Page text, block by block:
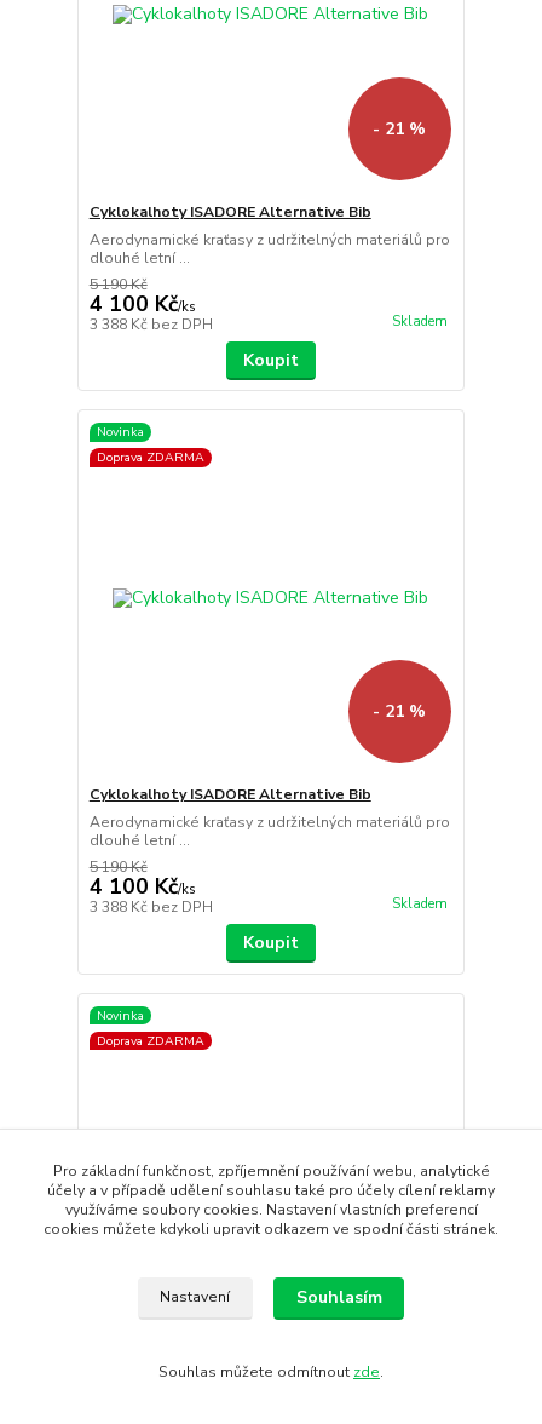
- 21 %
Cyklokalhoty ISADORE Alternative Bib
Aerodynamické kraťasy z udržitelných materiálů pro
dlouhé letní ...
5 190 Kč
4 100 Kč/ks
3 388 Kč bez DPH Skladem
Koupit
Novinka
Doprava ZDARMA
- 21 %
Cyklokalhoty ISADORE Alternative Bib
Aerodynamické kraťasy z udržitelných materiálů pro
dlouhé letní ...
5 190 Kč
4 100 Kč/ks
3 388 Kč bez DPH Skladem
Koupit
Novinka
Doprava ZDARMA
- 12 %
Cyklokalhoty ISADORE Debut Bib
Pro základní funkčnost, zpříjemnění používání webu, analytické
účely a v případě udělení souhlasu také pro účely cílení reklamy
využíváme soubory cookies. Nastavení vlastních preferencí
cookies můžete kdykoli upravit odkazem ve spodní části stránek.
Nastavení Souhlasím
Souhlas můžete odmítnout zde.